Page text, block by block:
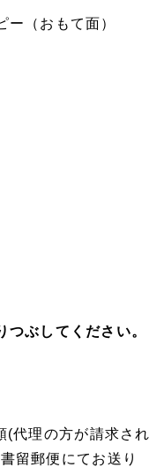
ー（おもて面）
ぶしてください。
(代理の方が請求され
留郵便にてお送り